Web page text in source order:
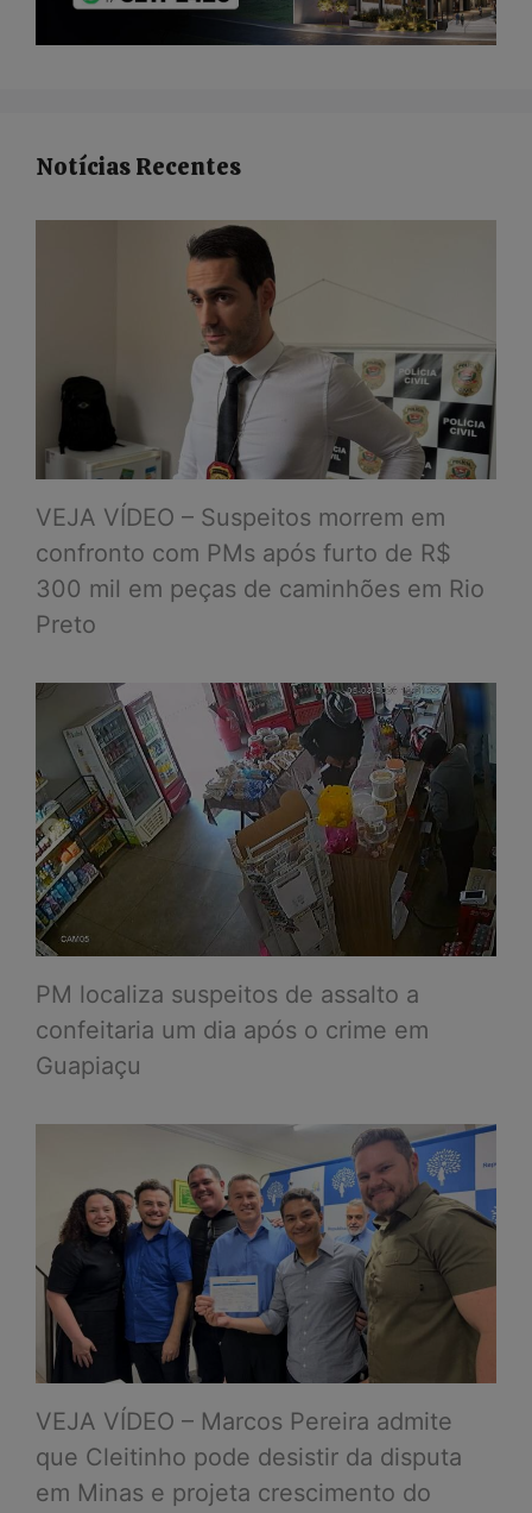
Notícias Recentes
VEJA VÍDEO – Suspeitos morrem em
confronto com PMs após furto de R$
300 mil em peças de caminhões em Rio
Preto
PM localiza suspeitos de assalto a
confeitaria um dia após o crime em
Guapiaçu
VEJA VÍDEO – Marcos Pereira admite
que Cleitinho pode desistir da disputa
em Minas e projeta crescimento do